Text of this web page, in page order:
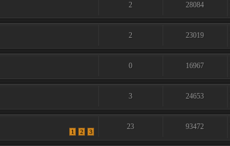
2 28084
2 23019
0 16967
3 24653
1 2 3
23 93472